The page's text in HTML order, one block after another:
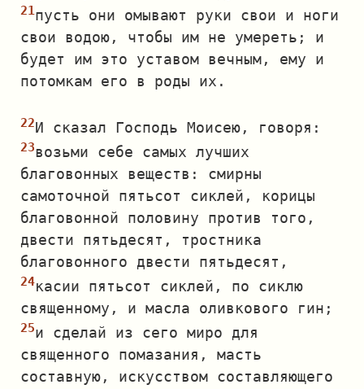
пусть они омывают руки свои и ноги
свои водою, чтобы им не умереть; и
будет им это уставом вечным, ему и
потомкам его в роды их.
И сказал Господь Моисею, говоря:
возьми себе самых лучших
благовонных веществ: смирны
самоточной пятьсот сиклей, корицы
благовонной половину против того,
двести пятьдесят, тростника
благовонного двести пятьдесят,
касии пятьсот сиклей, по сиклю
священному, и масла оливкового гин;
и сделай из сего миро для
священного помазания, масть
составную, искусством составляющего